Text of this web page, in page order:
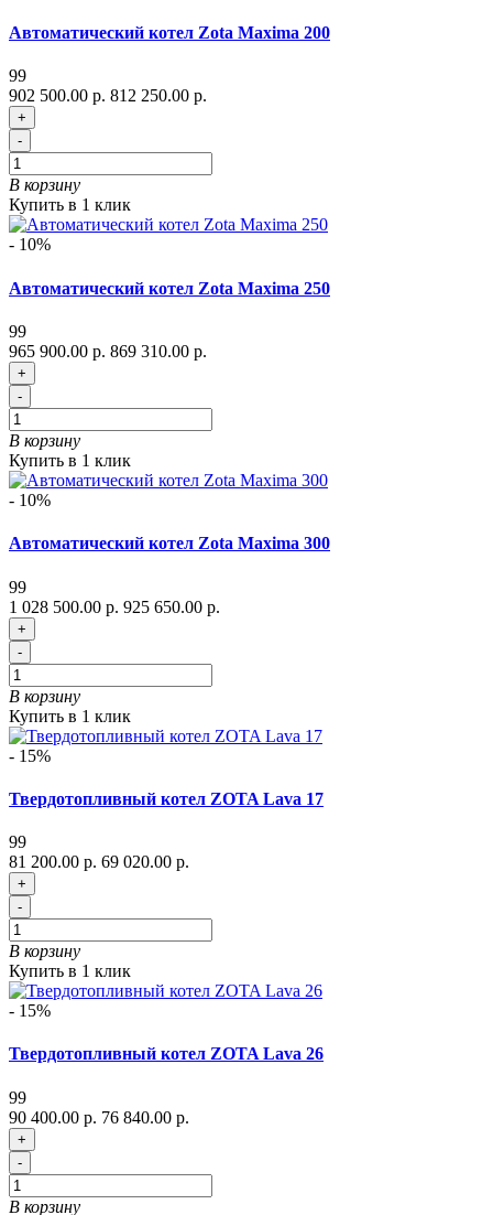
Автоматический котел Zota Maxima 200
99
902 500.00 р. 812 250.00 р.
+
-
В корзину
Купить в 1 клик
- 10%
Автоматический котел Zota Maxima 250
99
965 900.00 р. 869 310.00 р.
+
-
В корзину
Купить в 1 клик
- 10%
Автоматический котел Zota Maxima 300
99
1 028 500.00 р. 925 650.00 р.
+
-
В корзину
Купить в 1 клик
- 15%
Твердотопливный котел ZOTA Lava 17
99
81 200.00 р. 69 020.00 р.
+
-
В корзину
Купить в 1 клик
- 15%
Твердотопливный котел ZOTA Lava 26
99
90 400.00 р. 76 840.00 р.
+
-
В корзину